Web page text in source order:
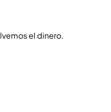
el dinero.